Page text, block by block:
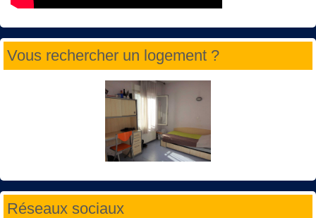
Vous rechercher un logement ?
Réseaux sociaux